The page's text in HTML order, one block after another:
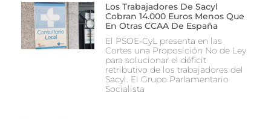
Los Trabajadores De Sacyl
Cobran 14.000 Euros Menos Que
En Otras CCAA De España
El PSOE-CyL presenta en las
Cortes una Proposición No de Ley
para solucionar el déficit
retributivo de los trabajadores del
Sacyl. El Grupo Parlamentario
Socialista